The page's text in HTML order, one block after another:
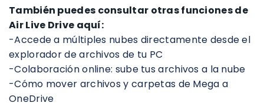
También puedes consultar otras funciones de
Air Live Drive aquí:
-Accede a múltiples nubes directamente desde el
explorador de archivos de tu PC
-Colaboración online: sube tus archivos a la nube
-Cómo mover archivos y carpetas de Mega a
OneDrive